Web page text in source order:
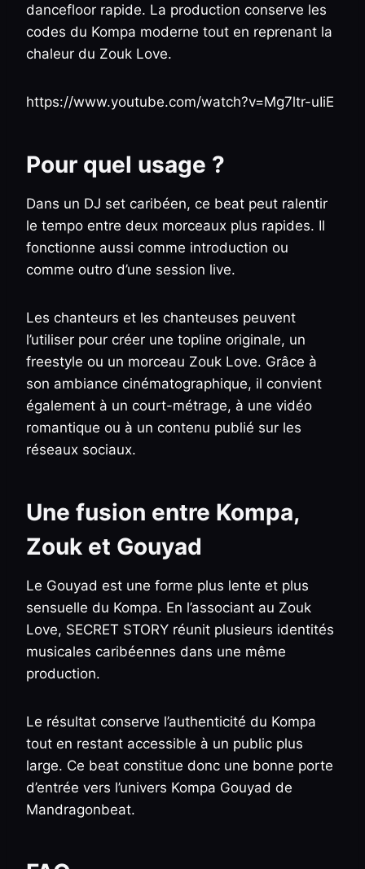
dancefloor rapide. La production conserve les
codes du Kompa moderne tout en reprenant la
chaleur du Zouk Love.
https://www.youtube.com/watch?v=Mg7ltr-uIiE
Pour quel usage ?
Dans un DJ set caribéen, ce beat peut ralentir
le tempo entre deux morceaux plus rapides. Il
fonctionne aussi comme introduction ou
comme outro d’une session live.
Les chanteurs et les chanteuses peuvent
l’utiliser pour créer une topline originale, un
freestyle ou un morceau Zouk Love. Grâce à
son ambiance cinématographique, il convient
également à un court-métrage, à une vidéo
romantique ou à un contenu publié sur les
réseaux sociaux.
Une fusion entre Kompa,
Zouk et Gouyad
Le Gouyad est une forme plus lente et plus
sensuelle du Kompa. En l’associant au Zouk
Love, SECRET STORY réunit plusieurs identités
musicales caribéennes dans une même
production.
Le résultat conserve l’authenticité du Kompa
tout en restant accessible à un public plus
large. Ce beat constitue donc une bonne porte
d’entrée vers l’univers Kompa Gouyad de
Mandragonbeat.